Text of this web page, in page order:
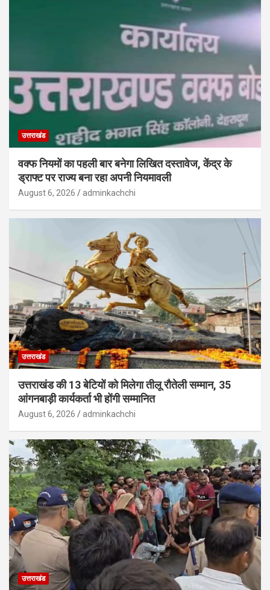
उत्तराखंड
वक्फ नियमों का पहली बार बनेगा लिखित दस्तावेज, केंद्र के
ड्राफ्ट पर राज्य बना रहा अपनी नियमावली
August 6, 2026 adminkachchi
उत्तराखंड
उत्तराखंड की 13 बेटियों को मिलेगा तीलू रौतेली सम्मान, 35
आंगनबाड़ी कार्यकर्ता भी होंगी सम्मानित
August 6, 2026 adminkachchi
उत्तराखंड